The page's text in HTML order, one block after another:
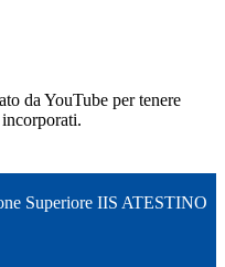
da YouTube per tenere
Superiore IIS ATESTINO